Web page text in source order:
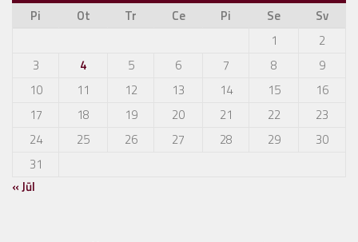
Pi
Ot Tr Ce Pi Se
Sv
1
2
3
4 5 6 7 8
9
10
11 12 13 14 15
16
17
18 19 20 21 22
23
24
25 26 27 28 29
30
31
« Jūl